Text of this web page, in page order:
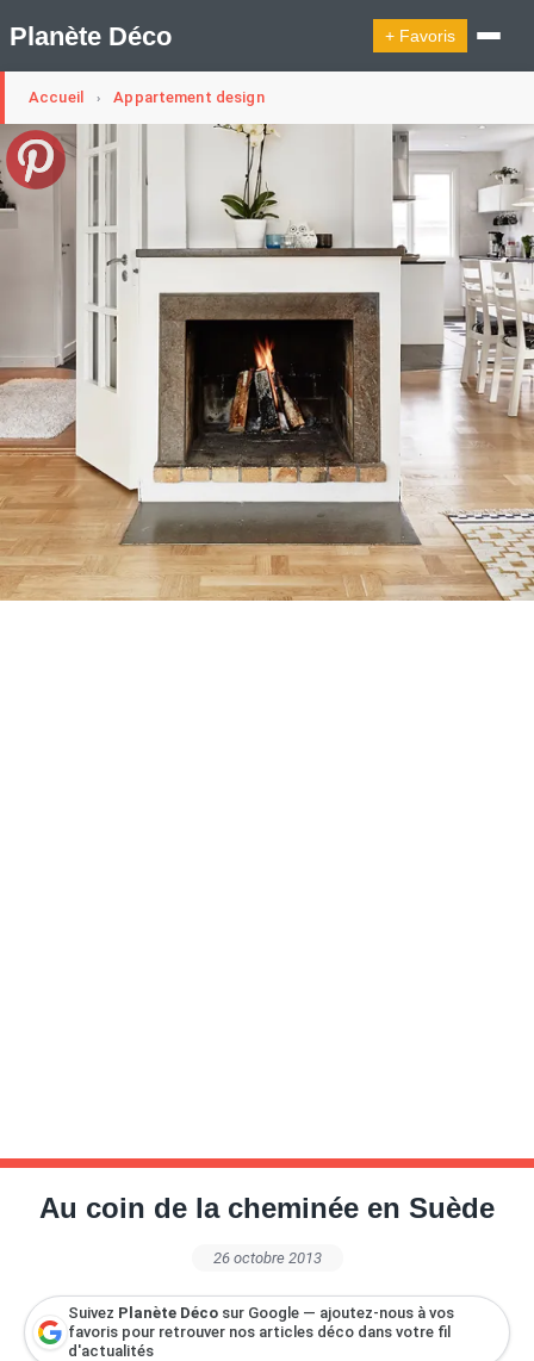
Planète Déco + Favoris
🛍︎ Shop Planète Déco ℹ︎ À propos
Appartement Design Cabanes
Decoration Noël
Design Suédois En Quelques Photos
Idées Déco En 10 Photos
La Semaine Décoration Et Design
Maison En Ville
Méli-Mélo Suédois
Publi Reportage
Tendance
Interieurs Scandinaves
La Décoration Selon Votre Signe Astrologique
Les Trouvailles Déco Du Jour
Loft
Maison Appartement Écologique
Maison Container/container House
Maison D'hôtes
Maison Et Appartement Vintage
On Décode La Déco
Petite Surface
Piscine Question De Style
Renovation
Revue De Week End
Tiny House
Accueil › Appartement design
Au coin de la cheminée en Suède
26 octobre 2013
Suivez Planète Déco sur Google — ajoutez-nous à vos
favoris pour retrouver nos articles déco dans votre fil
d'actualités